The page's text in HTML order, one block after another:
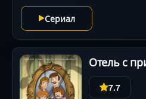
Сериал
Отель с
7.7